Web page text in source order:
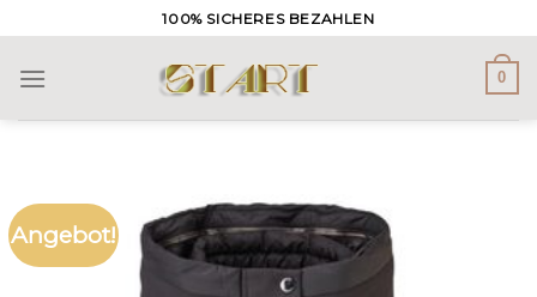
to
content
100% SICHERES BEZAHLEN
0
Angebot!